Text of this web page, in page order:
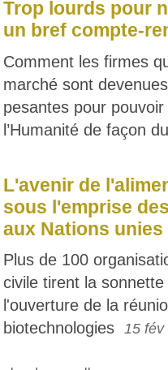
Trop lourds pour
un bref compte-
Comment les firmes
marché sont
pesantes pour
l’Humanité de façon
L'avenir de
sous l'emprise
aux Nations unies
Plus de 100
civile tirent la sonnette
l'ouverture de la
biotechnologies 15 fév